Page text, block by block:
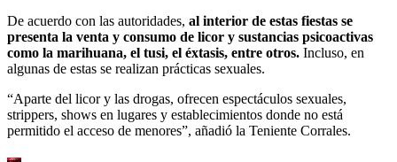
De acuerdo con las autoridades, al interior de estas fiestas se
presenta la venta y consumo de licor y sustancias psicoactivas
como la marihuana, el tusi, el éxtasis, entre otros. Incluso, en
algunas de estas se realizan prácticas sexuales.
“Aparte del licor y las drogas, ofrecen espectáculos sexuales,
strippers, shows en lugares y establecimientos donde no está
permitido el acceso de menores”, añadió la Teniente Corrales.